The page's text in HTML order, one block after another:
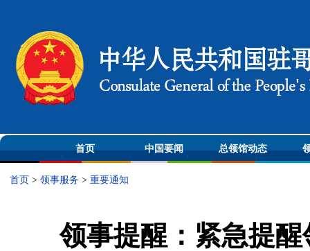
首页 中国要闻 总领馆动态
首页 > 领事服务 > 重要通知
领事提醒：紧急提